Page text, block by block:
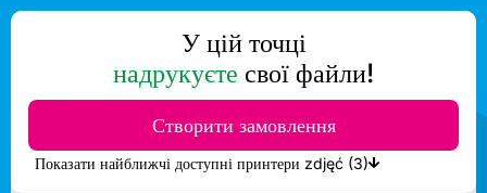
У цій точці
надрукуєте свої файли!
Створити замовлення
Показати найближчі доступні принтери zdjęć (3)